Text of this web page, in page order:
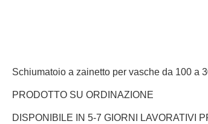
Schiumatoio a zainetto per vasche da 100 a
PRODOTTO SU ORDINAZIONE
DISPONIBILE IN 5-7 GIORNI LAVORATIVI